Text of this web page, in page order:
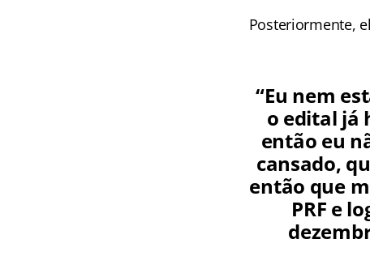
Posteriormente,
“Eu nem
o edital já
então eu
cansado,
então que
PRF e